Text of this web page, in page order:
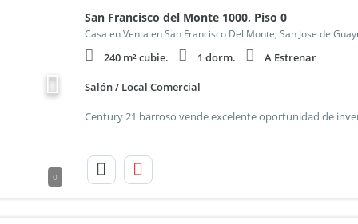
0
San Francisco del Monte 1000, Piso 0
Casa en Venta en San Francisco Del Monte, San Jose de
240 m² cubie. 1 dorm. A Estrenar
Salón / Local Comercial